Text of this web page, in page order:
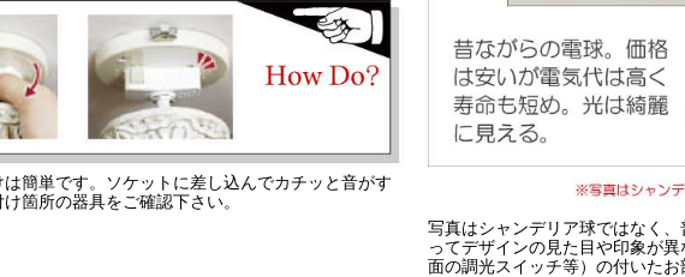
簡単です。ソケットに差し込んでカチッと音がす
箇所の器具をご確認下さい。
写真はシャンデリア球ではなく
ってデザインの見た目や印象が
面の調光スイッチ等）の付いた